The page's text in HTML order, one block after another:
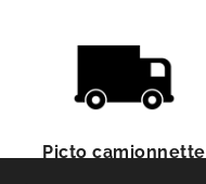
Picto camionnette